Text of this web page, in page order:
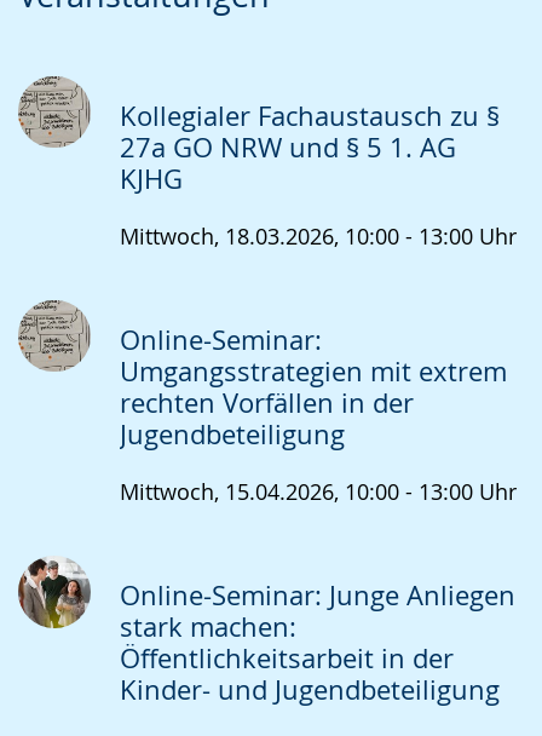
wechseln.
Deutscher
Gebärdensprache
wird
Kollegialer Fachaustausch zu §
27a GO NRW und § 5 1. AG
KJHG
Mittwoch, 18.03.2026, 10:00 - 13:00 Uhr
Online-Seminar:
Umgangsstrategien mit extrem
rechten Vorfällen in der
Jugendbeteiligung
Mittwoch, 15.04.2026, 10:00 - 13:00 Uhr
Online-Seminar: Junge Anliegen
stark machen:
Öffentlichkeitsarbeit in der
Kinder- und Jugendbeteiligung